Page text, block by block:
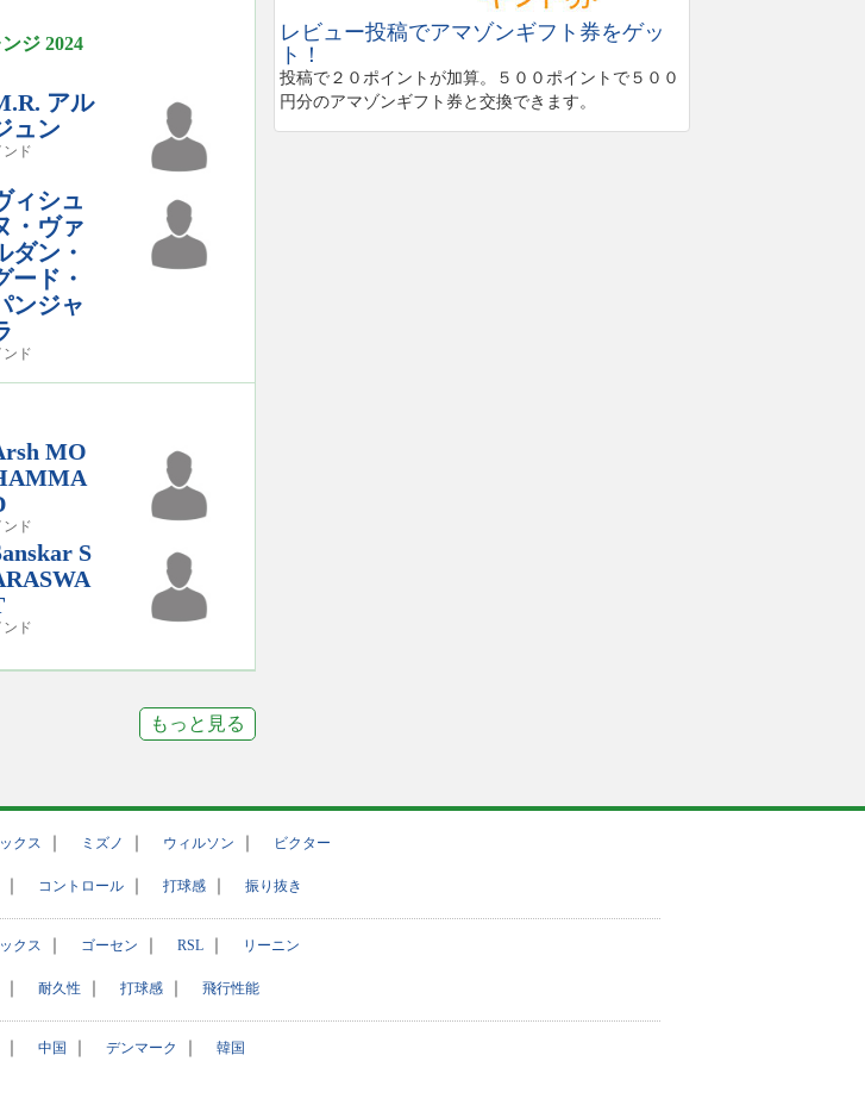
ジ 2024
アル
ュン
ンド
ィシュ
・ヴァ
ダン・
ード・
ンジャ
ンド
MO
ンド
S
ンド
もっと見る
レビュー投稿でアマゾンギフト券をゲッ
ト！
投稿で２０ポイントが加算。５００ポイントで５００
円分のアマゾンギフト券と交換できます。
クス ｜ ミズノ ｜ ウィルソン ｜ ビクター
｜ コントロール ｜ 打球感 ｜ 振り抜き
クス ｜ ゴーセン ｜ RSL ｜ リーニン
｜ 耐久性 ｜ 打球感 ｜ 飛行性能
｜ 中国 ｜ デンマーク ｜ 韓国